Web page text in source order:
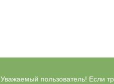
Уважаемый пользователь! Если